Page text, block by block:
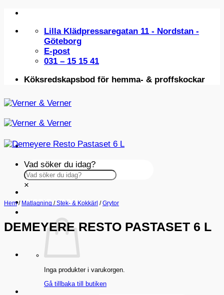
Skip
content
Lilla Klädpressaregatan 11 - Nordstan -
Göteborg
E-post
031 – 15 15 41
Köksredskapsbod för hemma- & proffskockar
Vad söker du idag?
×
INSPIRATION
Inga produkter i varukorgen.
Gå tillbaka till butiken
Hem / Matlagning / Stek- & Kokkärl / Grytor
DEMEYERE RESTO PASTASET 6 L